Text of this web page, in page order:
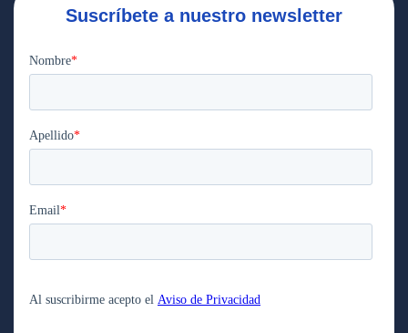
Suscríbete a nuestro newsletter